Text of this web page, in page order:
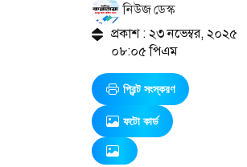
নিউজ ডেস্ক
প্রকাশ : ২৩ নভেম্বর, ২০২৫
০৮:০৫ পিএম
প্রিন্ট সংস্করণ
ফটো কার্ড